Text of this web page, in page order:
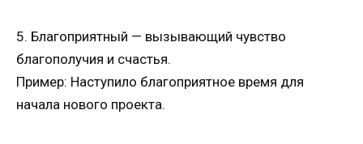
5. Благоприятный — вызывающий чувство
благополучия и счастья.
Пример: Наступило благоприятное время для
начала нового проекта.